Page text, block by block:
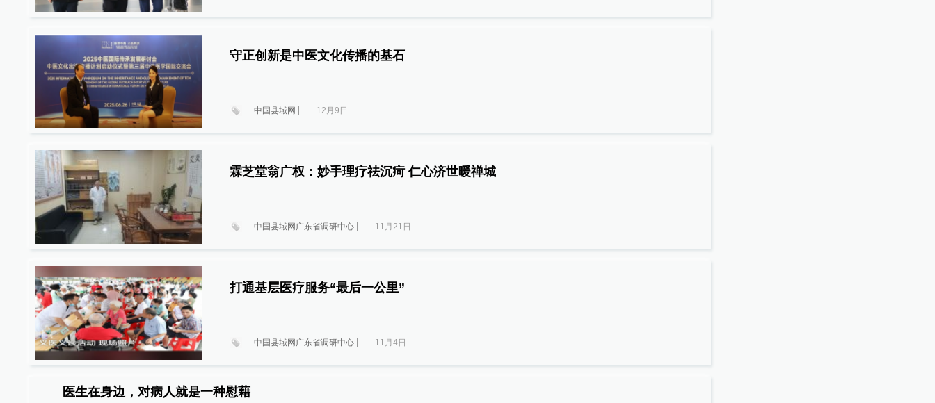
守正创新是中医文化传播的基石
中国县域网 12月9日
霖芝堂翁广权：妙手理疗祛沉疴 仁心济世暖禅城
中国县域网广东省调研中心 11月21日
打通基层医疗服务“最后一公里”
中国县域网广东省调研中心 11月4日
医生在身边，对病人就是一种慰藉